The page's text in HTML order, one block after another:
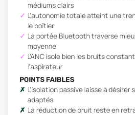
médiums clairs
L'autonomie totale atteint une
le boîtier
La portée Bluetooth traverse
moyenne
L'ANC isole bien les bruits
l'aspirateur
POINTS FAIBLES
L'isolation passive laisse à désirer
adaptés
La réduction de bruit reste en